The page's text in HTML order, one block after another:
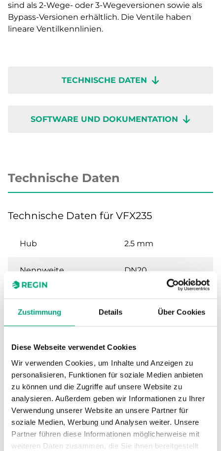
Zustimmung Details Über Cookies
Diese Webseite verwendet Cookies
Wir verwenden Cookies, um Inhalte und Anzeigen zu
personalisieren, Funktionen für soziale Medien anbieten
zu können und die Zugriffe auf unsere Website zu
analysieren. Außerdem geben wir Informationen zu Ihrer
Verwendung unserer Website an unsere Partner für
soziale Medien, Werbung und Analysen weiter. Unsere
Partner führen diese Informationen möglicherweise mit
weiteren Daten zusammen, die Sie ihnen bereitgestellt
sind als 2-Wege- oder 3-Wegeversionen sowie als
Bypass-Versionen erhältlich. Die Ventile haben
lineare Ventilkennlinien.
TECHNISCHE DATEN
SOFTWARE UND DOKUMENTATION
Technische Daten
Technische Daten für VFX235
Hub 2.5 mm
Nennweite DN20
Kvs 2.5 m³/h
Max. Differenzdruck
Anschluss G 3/4" (ISO 228-1) M
Medientemperatur 2…95 °C
Ventiltyp 2-Wege
Stellantrieb SE1T / SE1M